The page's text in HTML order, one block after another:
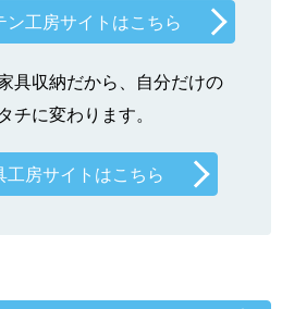
工房サイトはこちら
具収納だから、自分だけの
チに変わります。
房サイトはこちら